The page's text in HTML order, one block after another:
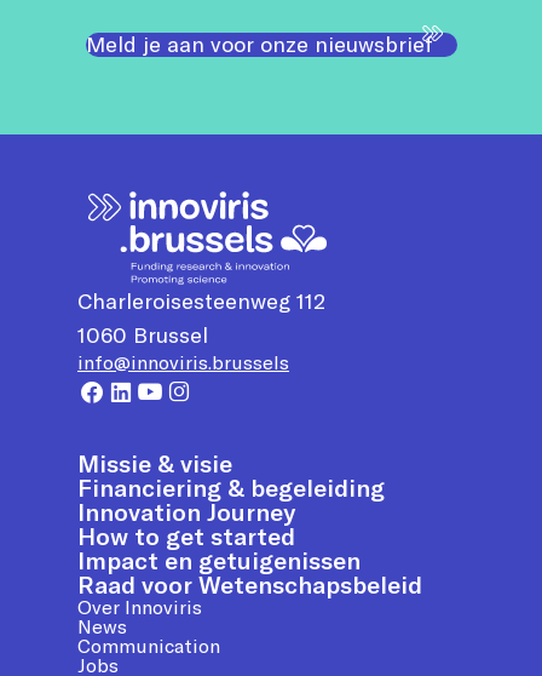
Meld je aan voor onze nieuwsbrief
Charleroisesteenweg 112
1060 Brussel
info@innoviris.brussels
Missie & visie
Financiering & begeleiding
Innovation Journey
How to get started
Impact en getuigenissen
Raad voor Wetenschapsbeleid
Over Innoviris
News
Communication
Jobs